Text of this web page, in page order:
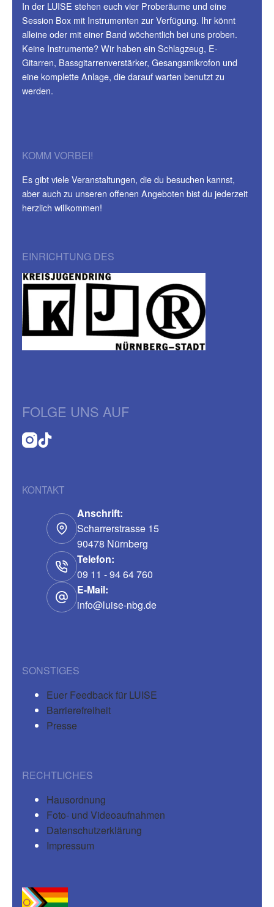
In der LUISE stehen euch vier Proberäume und eine
Session Box mit Instrumenten zur Verfügung. Ihr könnt
alleine oder mit einer Band wöchentlich bei uns proben.
Keine Instrumente? Wir haben ein Schlagzeug, E-
Gitarren, Bassgitarrenverstärker, Gesangsmikrofon und
eine komplette Anlage, die darauf warten benutzt zu
werden.
KOMM VORBEI!
Es gibt viele Veranstaltungen, die du besuchen kannst,
aber auch zu unseren offenen Angeboten bist du jederzeit
herzlich willkommen!
EINRICHTUNG DES
FOLGE UNS AUF
KONTAKT
Anschrift:
Scharrerstrasse 15
90478 Nürnberg
Telefon:
09 11 - 94 64 760
E-Mail:
info@luise-nbg.de
SONSTIGES
Euer Feedback für LUISE
Barrierefreiheit
Presse
RECHTLICHES
Hausordnung
Foto- und Videoaufnahmen
Datenschutzerklärung
Impressum